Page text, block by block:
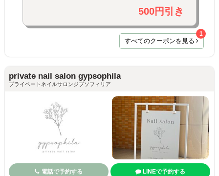
500円引き
すべてのクーポンを見る
1
private nail salon gypsophila
プライベートネイルサロンジプソフィリア
電話で予約する LINEで予約する